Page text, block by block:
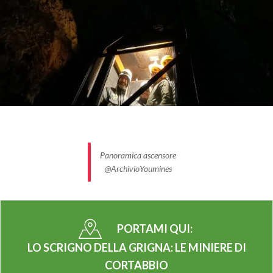
Panoramica ascensore
@ArchivioYoumines
PORTAMI QUI:
LO SCRIGNO DELLA GRIGNA: LE MINIERE DI
CORTABBIO